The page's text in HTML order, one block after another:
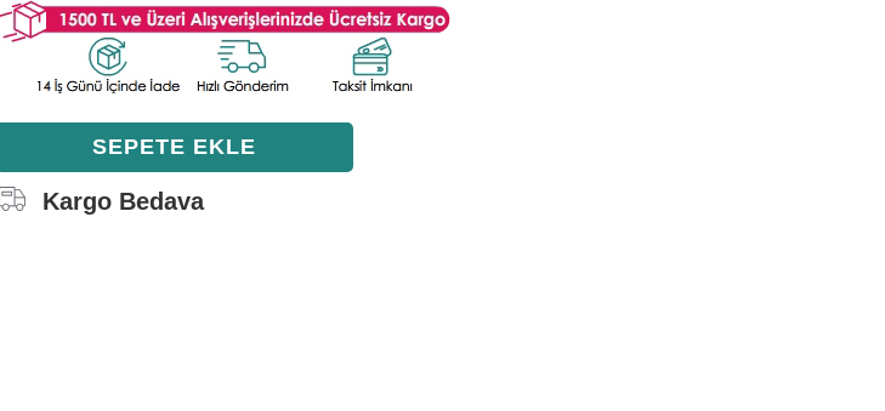
Kargo Bedava